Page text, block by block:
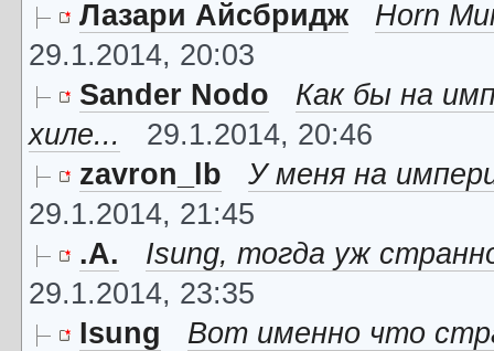
Лазари Айсбридж
Horn
29.1.2014, 20:03
Sander Nodo
Как бы на
хиле...
29.1.2014, 20:46
zavron_lb
У меня на
29.1.2014, 21:45
.A.
Isung, тогда уж
29.1.2014, 23:35
Isung
Вот именно что